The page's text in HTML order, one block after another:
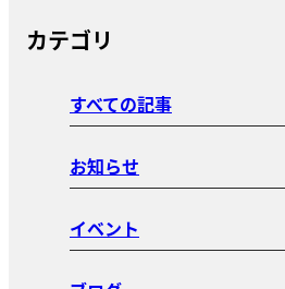
カテゴリ
すべての記事
お知らせ
イベント